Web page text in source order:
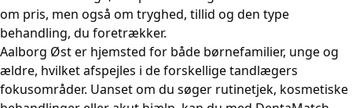
om pris, men også om tryghed, tillid og den type
behandling, du foretrækker.
Aalborg Øst er hjemsted for både børnefamilier, unge og
ældre, hvilket afspejles i de forskellige tandlægers
fokusområder. Uanset om du søger rutinetjek, kosmetiske